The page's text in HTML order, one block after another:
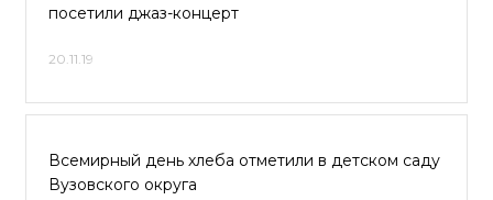
посетили джаз-концерт
20.11.19
Всемирный день хлеба отметили в детском саду
Вузовского округа